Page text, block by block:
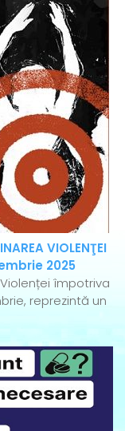
VIOLENŢEI
2025
împotriva
reprezintă un